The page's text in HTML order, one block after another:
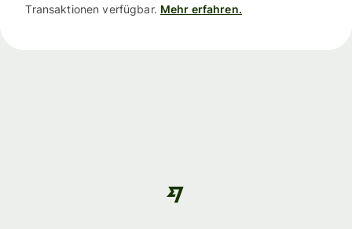
Transaktionen verfügbar. Mehr erfahren.